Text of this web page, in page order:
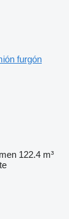
furgón
122.4 m³